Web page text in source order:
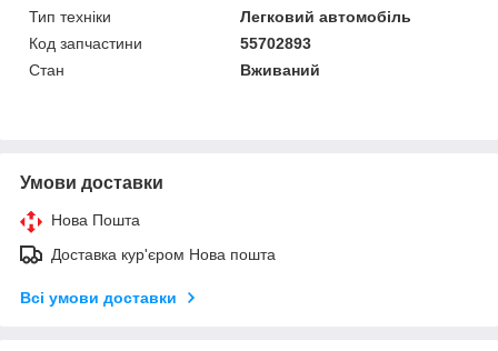
Тип техніки
Легковий автомобіль
Код запчастини
55702893
Стан
Вживаний
Умови доставки
Нова Пошта
Доставка кур'єром Нова пошта
Всі умови доставки